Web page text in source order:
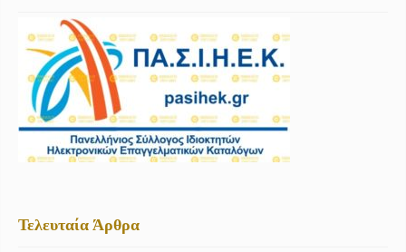
Τελευταία Άρθρα